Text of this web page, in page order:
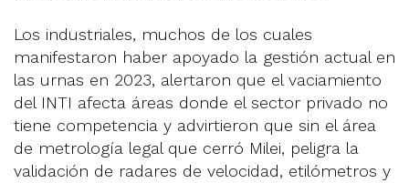
Los industriales, muchos de los cuales
manifestaron haber apoyado la gestión actual en
las urnas en 2023, alertaron que el vaciamiento
del INTI afecta áreas donde el sector privado no
tiene competencia y advirtieron que sin el área
de metrología legal que cerró Milei, peligra la
validación de radares de velocidad, etilómetros y